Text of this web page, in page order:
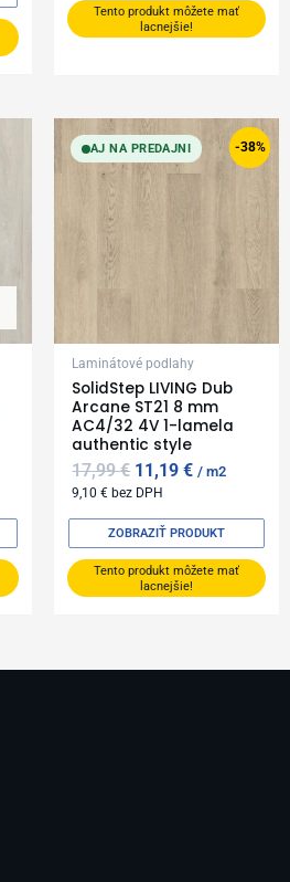
Tento produkt môžete mať
lacnejšie!
-38%
AJ NA PREDAJNI
Laminátové podlahy
SolidStep LIVING Dub
Arcane ST21 8 mm
AC4/32 4V 1-lamela
authentic style
17,99€
Original
price
was:
17,99 €.
11,19€
Current
price
is:
11,19 €.
m2
9,10€ bez DPH
Tento produkt môžete mať
lacnejšie!
ZOBRAZIŤ PRODUKT